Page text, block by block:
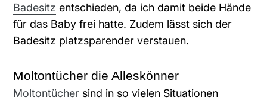
Badesitz entschieden, da ich damit beide Hände
für das Baby frei hatte. Zudem lässt sich der
Badesitz platzsparender verstauen.
Moltontücher die Alleskönner
Moltontücher sind in so vielen Situationen